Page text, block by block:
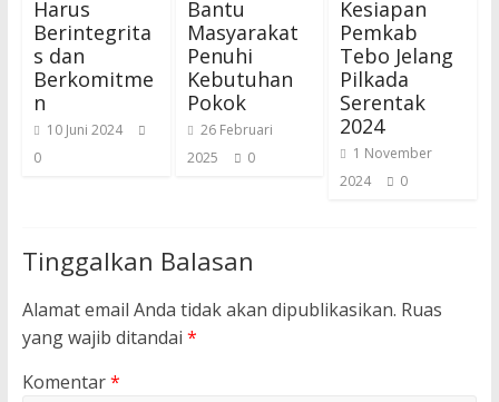
Harus
Berintegrita
s dan
Berkomitme
n
10 Juni 2024
0
Bantu
Masyarakat
Penuhi
Kebutuhan
Pokok
26 Februari
2025
0
Kesiapan
Pemkab
Tebo Jelang
Pilkada
Serentak
2024
1 November
2024
0
Tinggalkan Balasan
Alamat email Anda tidak akan dipublikasikan. Ruas
yang wajib ditandai *
Komentar*